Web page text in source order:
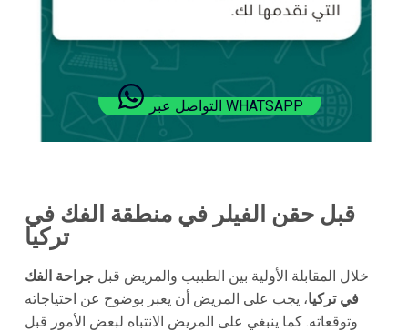
التواصل عبر WHATSAPP
قبل حقن الفيلر في منطقة الفك في
تركيا
خلال المقابلة الأولية بين الطبيب والمريض قبلجراحة الفك
في تركيا، يجب على المريض أن يعبر بوضوح عن احتياجاته
وتوقعاته. كما ينبغي على المريض الانتباه لبعض الأمور قبل